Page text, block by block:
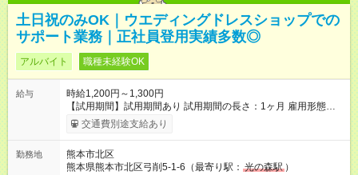
土日祝のみOK｜ウエディングドレスショップでの
サポート業務｜正社員登用実績多数◎
アルバイト 職種未経験OK
給与
時給1,200円～1,300円
【試用期間】試用期間あり 試用期間の長さ：1ヶ月 雇用形態、
給与は本採用時と同じです。
交通費別途支給あり
勤務地
熊本市北区
熊本県熊本市北区弓削5-1-6（最寄り駅： 光の森駅 ）